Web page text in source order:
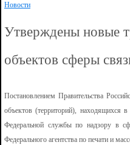
Новости
Утверждены новые
объектов сферы
Постановлением Правительства
объектов (территорий), находящихся
Федеральной службы по надзору в
Федерального агентства по печати и